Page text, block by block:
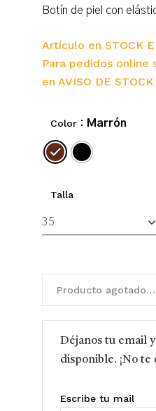
Botín de piel con
Artículo en STOCK
Para pedidos
en AVISO DE
Color : Marrón
Talla
Producto
Déjanos tu email
disponible. ¡No te
Escribe tu mail